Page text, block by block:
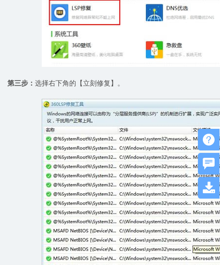
第三步： 选择右下角的【立刻修复】。


